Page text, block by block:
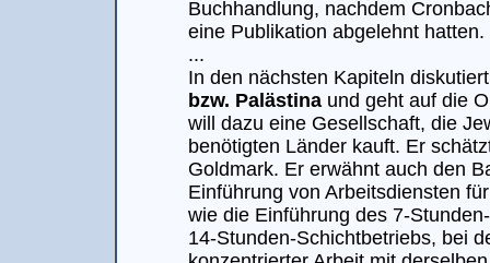
Buchhandlung, nachdem
eine Publikation abgelehnt hatten.
...
In den nächsten Kapiteln
bzw. Palästina und geht auf die
will dazu eine Gesellschaft, die
benötigten Länder kauft. Er
Goldmark. Er erwähnt auch den
Einführung von Arbeitsdiensten
wie die Einführung des 7-
14-Stunden-Schichtbetriebs, bei